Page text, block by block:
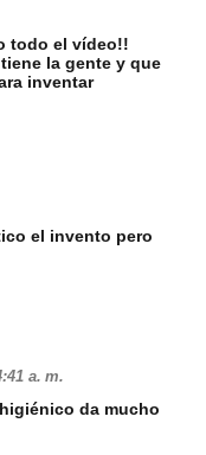
todo el vídeo!!
la gente y que
inventar
el invento pero
a. m.
da mucho